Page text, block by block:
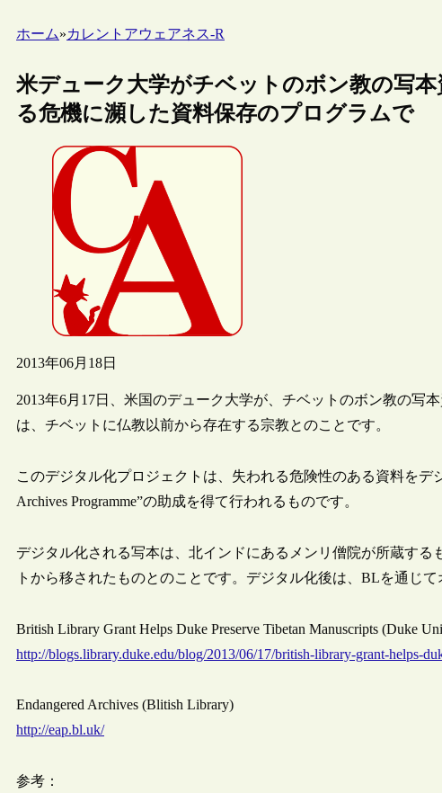
ホーム»カレントアウェアネス-R
米デューク大学がチベットのボン教の写
る危機に瀕した資料保存のプログラムで
2013年06月18日
2013年6月17日、米国のデューク大学が、チベットのボン教の写
は、チベットに仏教以前から存在する宗教とのことです。
このデジタル化プロジェクトは、失われる危険性のある資料をデ
Archives Programme”の助成を得て行われるものです。
デジタル化される写本は、北インドにあるメンリ僧院が所蔵す
トから移されたものとのことです。デジタル化後は、BLを通じ
British Library Grant Helps Duke Preserve Tibetan Manuscripts (Duke
http://blogs.library.duke.edu/blog/2013/06/17/british-library-grant-helps-
Endangered Archives (Blitish Library)
http://eap.bl.uk/
参考：